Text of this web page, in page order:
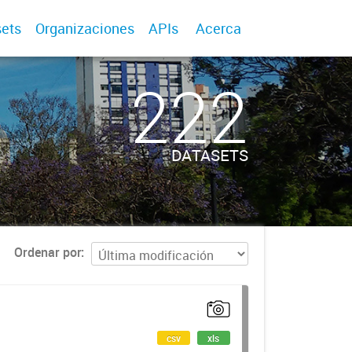
Organizaciones APIs Acerca
222
DATASETS
Ordenar por
csv xls